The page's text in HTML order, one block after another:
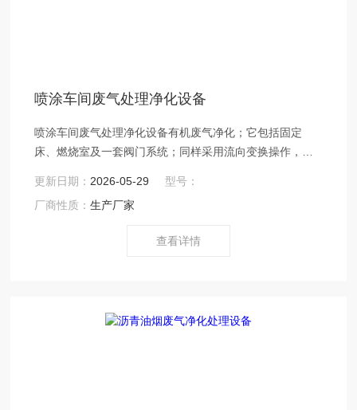
喷涂车间废气处理净化设备
喷涂车间废气处理净化设备有机废气净化；它包括固定
床、燃烧室及一套阀门系统；同样采用流向变换操作，与
层。蓄热室内装满陶瓷蓄热体及催化剂，催化燃烧室装一
个带比例调节的燃烧器。
更新日期： 2026-05-29
型号：
厂商性质：生产厂家
查看详情